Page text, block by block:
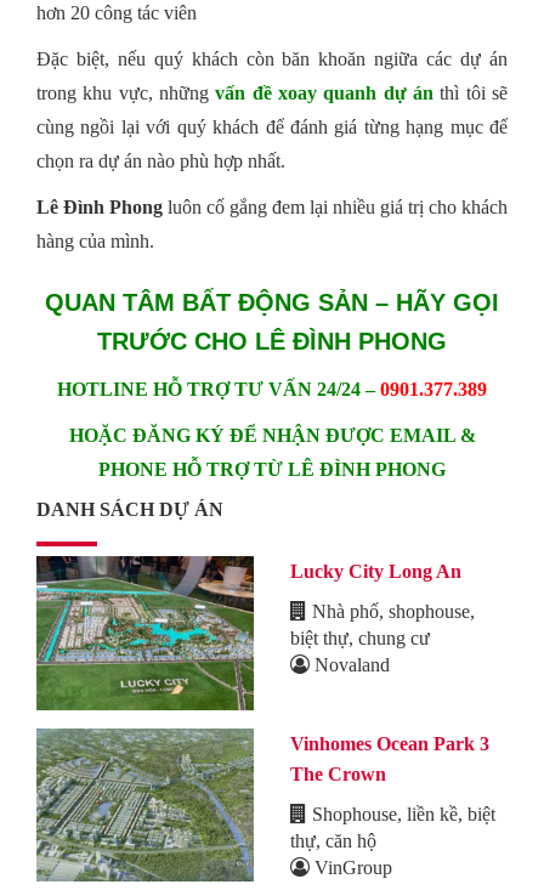
hơn 20 công tác viên
Đặc biệt, nếu quý khách còn băn khoăn ngiữa các dự án
trong khu vực, nhữngvấn đề xoay quanh dự án thì tôi sẽ
cùng ngồi lại với quý khách để đánh giá từng hạng mục để
chọn ra dự án nào phù hợp nhất.
Lê Đình Phong luôn cố gắng đem lại nhiều giá trị cho khách
hàng của mình.
QUAN TÂM BẤT ĐỘNG SẢN – HÃY GỌI
TRƯỚC CHO LÊ ĐÌNH PHONG
HOTLINE HỖ TRỢ TƯ VẤN 24/24 –0901.377.389
HOẶC ĐĂNG KÝ ĐỂ NHẬN ĐƯỢC EMAIL &
PHONE HỖ TRỢ TỪ LÊ ĐÌNH PHONG
DANH SÁCH DỰ ÁN
Lucky City Long An
Nhà phố, shophouse,
biệt thự, chung cư
Novaland
Vinhomes Ocean Park 3
The Crown
Shophouse, liền kề, biệt
thự, căn hộ
VinGroup